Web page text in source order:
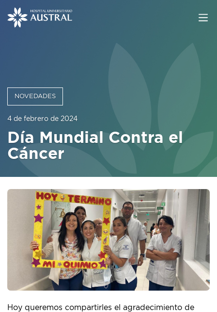
NOVEDADES
4 de febrero de 2024
Día Mundial Contra el
Cáncer
Hoy queremos compartirles el agradecimiento de